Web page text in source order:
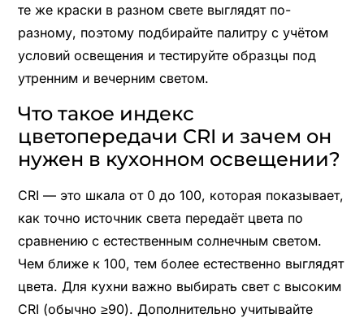
те же краски в разном свете выглядят по-
разному, поэтому подбирайте палитру с учётом
условий освещения и тестируйте образцы под
утренним и вечерним светом.
Что такое индекс
цветопередачи CRI и зачем он
нужен в кухонном освещении?
CRI — это шкала от 0 до 100, которая показывает,
как точно источник света передаёт цвета по
сравнению с естественным солнечным светом.
Чем ближе к 100, тем более естественно выглядят
цвета. Для кухни важно выбирать свет с высоким
CRI (обычно ≥90). Дополнительно учитывайте